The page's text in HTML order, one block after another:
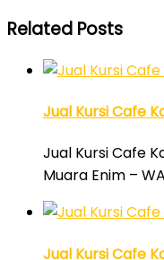
Related Posts
Jual Kursi Cafe
Jual Kursi Cafe
Muara Enim –
Jual Kursi Cafe